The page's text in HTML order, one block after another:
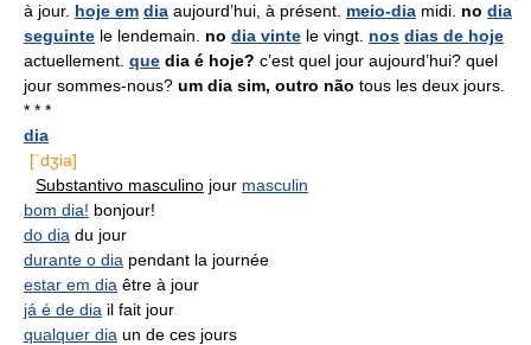
à jour. hoje em dia aujourd’hui, à présent. meio-dia midi. no dia
seguinte le lendemain. no dia vinte le vingt. nos dias de hoje
actuellement. que dia é hoje? c’est quel jour aujourd’hui? quel
jour sommes-nous? um dia sim, outro não tous les deux jours.
* * *
dia
[`dʒia]
Substantivo masculino jour masculin
bom dia! bonjour!
do dia du jour
durante o dia pendant la journée
estar em dia être à jour
já é de dia il fait jour
qualquer dia un de ces jours